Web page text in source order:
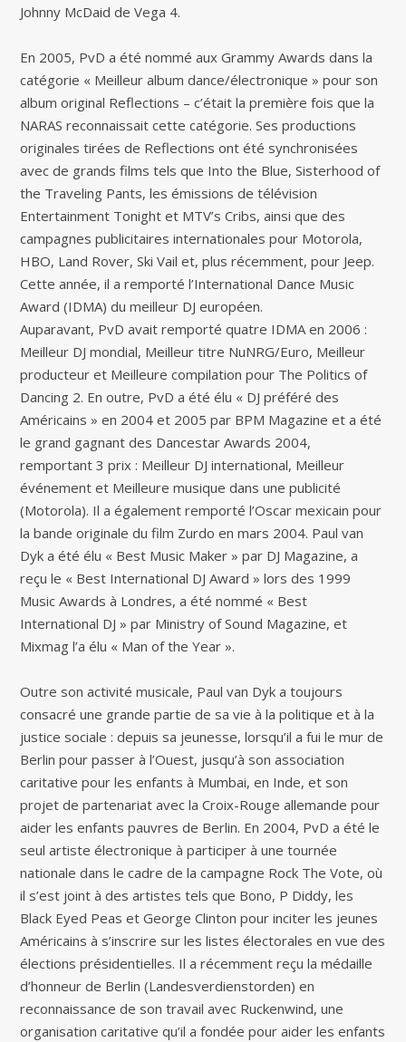
Johnny McDaid de Vega 4.
En 2005, PvD a été nommé aux Grammy Awards dans la
catégorie « Meilleur album dance/électronique » pour son
album original Reflections – c’était la première fois que la
NARAS reconnaissait cette catégorie. Ses productions
originales tirées de Reflections ont été synchronisées
avec de grands films tels que Into the Blue, Sisterhood of
the Traveling Pants, les émissions de télévision
Entertainment Tonight et MTV’s Cribs, ainsi que des
campagnes publicitaires internationales pour Motorola,
HBO, Land Rover, Ski Vail et, plus récemment, pour Jeep.
Cette année, il a remporté l’International Dance Music
Award (IDMA) du meilleur DJ européen.
Auparavant, PvD avait remporté quatre IDMA en 2006 :
Meilleur DJ mondial, Meilleur titre NuNRG/Euro, Meilleur
producteur et Meilleure compilation pour The Politics of
Dancing 2. En outre, PvD a été élu « DJ préféré des
Américains » en 2004 et 2005 par BPM Magazine et a été
le grand gagnant des Dancestar Awards 2004,
remportant 3 prix : Meilleur DJ international, Meilleur
événement et Meilleure musique dans une publicité
(Motorola). Il a également remporté l’Oscar mexicain pour
la bande originale du film Zurdo en mars 2004. Paul van
Dyk a été élu « Best Music Maker » par DJ Magazine, a
reçu le « Best International DJ Award » lors des 1999
Music Awards à Londres, a été nommé « Best
International DJ » par Ministry of Sound Magazine, et
Mixmag l’a élu « Man of the Year ».
Outre son activité musicale, Paul van Dyk a toujours
consacré une grande partie de sa vie à la politique et à la
justice sociale : depuis sa jeunesse, lorsqu’il a fui le mur de
Berlin pour passer à l’Ouest, jusqu’à son association
caritative pour les enfants à Mumbai, en Inde, et son
projet de partenariat avec la Croix-Rouge allemande pour
aider les enfants pauvres de Berlin. En 2004, PvD a été le
seul artiste électronique à participer à une tournée
nationale dans le cadre de la campagne Rock The Vote, où
il s’est joint à des artistes tels que Bono, P Diddy, les
Black Eyed Peas et George Clinton pour inciter les jeunes
Américains à s’inscrire sur les listes électorales en vue des
élections présidentielles. Il a récemment reçu la médaille
d’honneur de Berlin (Landesverdienstorden) en
reconnaissance de son travail avec Ruckenwind, une
organisation caritative qu’il a fondée pour aider les enfants